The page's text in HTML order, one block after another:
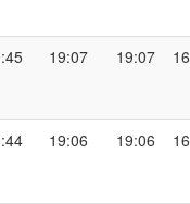
19:07
19:07
20:45
19:06
19:06
20:44